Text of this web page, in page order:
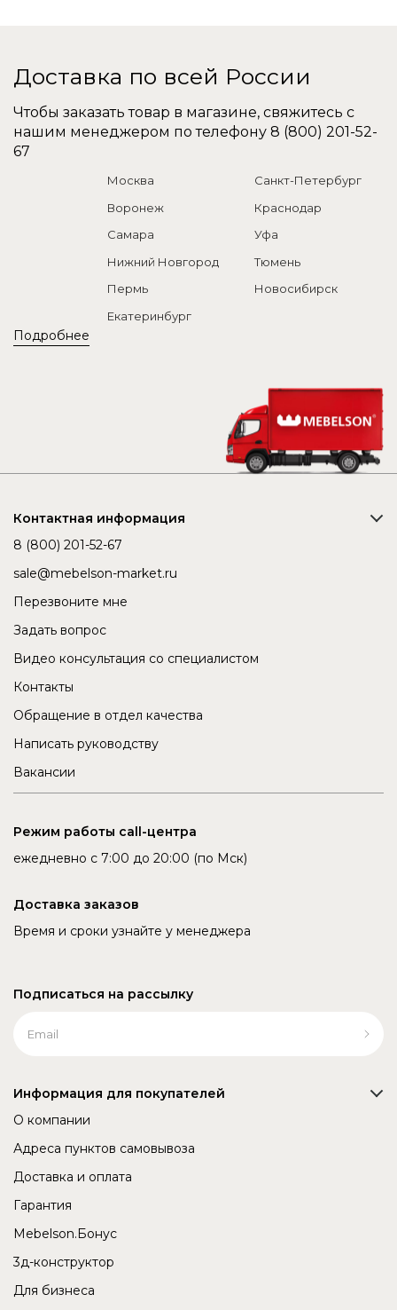
Доставка по всей России
Чтобы заказать товар в магазине, свяжитесь с
нашим менеджером по телефону 8 (800) 201-52-
67
Подробнее
Москва
Санкт-Петербург
Воронеж
Краснодар
Самара
Уфа
Нижний Новгород
Тюмень
Пермь
Новосибирск
Екатеринбург
Контактная информация
8 (800) 201-52-67
sale@mebelson-market.ru
Перезвоните мне
Задать вопрос
Видео консультация со специалистом
Контакты
Обращение в отдел качества
Написать руководству
Вакансии
Режим работы call-центра
ежедневно с 7:00 до 20:00 (по Мск)
Доставка заказов
Время и сроки узнайте у менеджера
Подписаться на рассылку
Информация для покупателей
О компании
Адреса пунктов самовывоза
Доставка и оплата
Гарантия
Mebelson.Бонус
3д-конструктор
Для бизнеса